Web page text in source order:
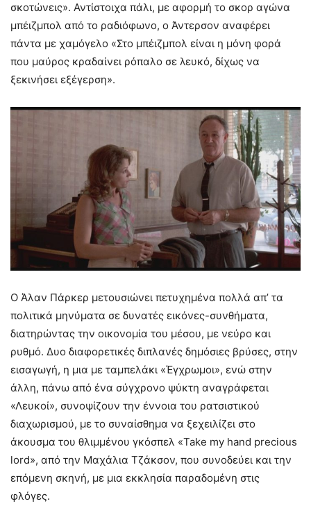
σκοτώνεις». Αντίστοιχα πάλι, με αφορμή το σκορ αγώνα
μπέιζμπολ από το ραδιόφωνο, ο Άντερσον αναφέρει
πάντα με χαμόγελο «Στο μπέιζμπολ είναι η μόνη φορά
που μαύρος κραδαίνει ρόπαλο σε λευκό, δίχως να
ξεκινήσει εξέγερση».
Ο Άλαν Πάρκερ μετουσιώνει πετυχημένα πολλά απ’ τα
πολιτικά μηνύματα σε δυνατές εικόνες-συνθήματα,
διατηρώντας την οικονομία του μέσου, με νεύρο και
ρυθμό. Δυο διαφορετικές διπλανές δημόσιες βρύσες, στην
εισαγωγή, η μια με ταμπελάκι «Έγχρωμοι», ενώ στην
άλλη, πάνω από ένα σύγχρονο ψύκτη αναγράφεται
«Λευκοί», συνοψίζουν την έννοια του ρατσιστικού
διαχωρισμού, με το συναίσθημα να ξεχειλίζει στο
άκουσμα του θλιμμένου γκόσπελ «Take my hand precious
lord», από την Μαχάλια Τζάκσον, που συνοδεύει και την
επόμενη σκηνή, με μια εκκλησία παραδομένη στις
φλόγες.